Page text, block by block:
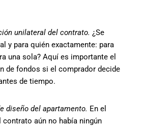
unilateral del contrato. ¿Se
y para quién exactamente: para
una sola? Aquí es importante el
de fondos si el comprador decide
de tiempo.
diseño del apartamento. En el
aún no había ningún